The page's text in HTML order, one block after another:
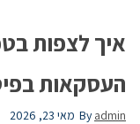
איך לצפות
העסקאות
Byadmin מאי 23, 2026